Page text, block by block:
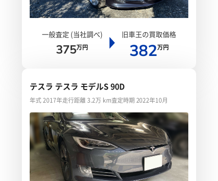
一般査定 (当社調べ)
375万円
旧車王の買取価格
382万円
テスラ テスラ モデルS 90D
年式 2017年走行距離 3.2万 km査定時期 2022年10月